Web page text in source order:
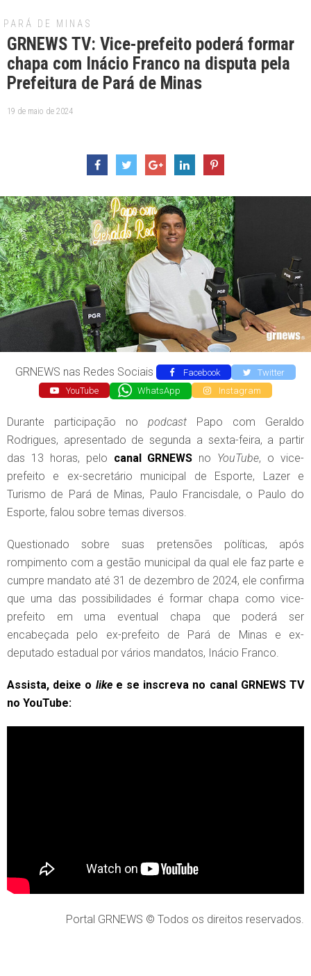
PARÁ DE MINAS
GRNEWS TV: Vice-prefeito poderá formar
chapa com Inácio Franco na disputa pela
Prefeitura de Pará de Minas
19 de maio de 2024
GRNEWS nas Redes Sociais Facebook
Twitter
YouTube
WhatsApp Instagram
Durante participação no podcast Papo com Geraldo
Rodrigues, apresentado de segunda a sexta-feira, a partir
das 13 horas, pelo canal GRNEWS no YouTube, o vice-
prefeito e ex-secretário municipal de Esporte, Lazer e
Turismo de Pará de Minas, Paulo Francisdale, o Paulo do
Esporte, falou sobre temas diversos.
Questionado sobre suas pretensões políticas, após
rompimento com a gestão municipal da qual ele faz parte e
cumpre mandato até 31 de dezembro de 2024, ele confirma
que uma das possibilidades é formar chapa como vice-
prefeito em uma eventual chapa que poderá ser
encabeçada pelo ex-prefeito de Pará de Minas e ex-
deputado estadual por vários mandatos, Inácio Franco.
Assista, deixe o likee se inscreva no canal GRNEWS TV
no YouTube:
Portal GRNEWS © Todos os direitos reservados.